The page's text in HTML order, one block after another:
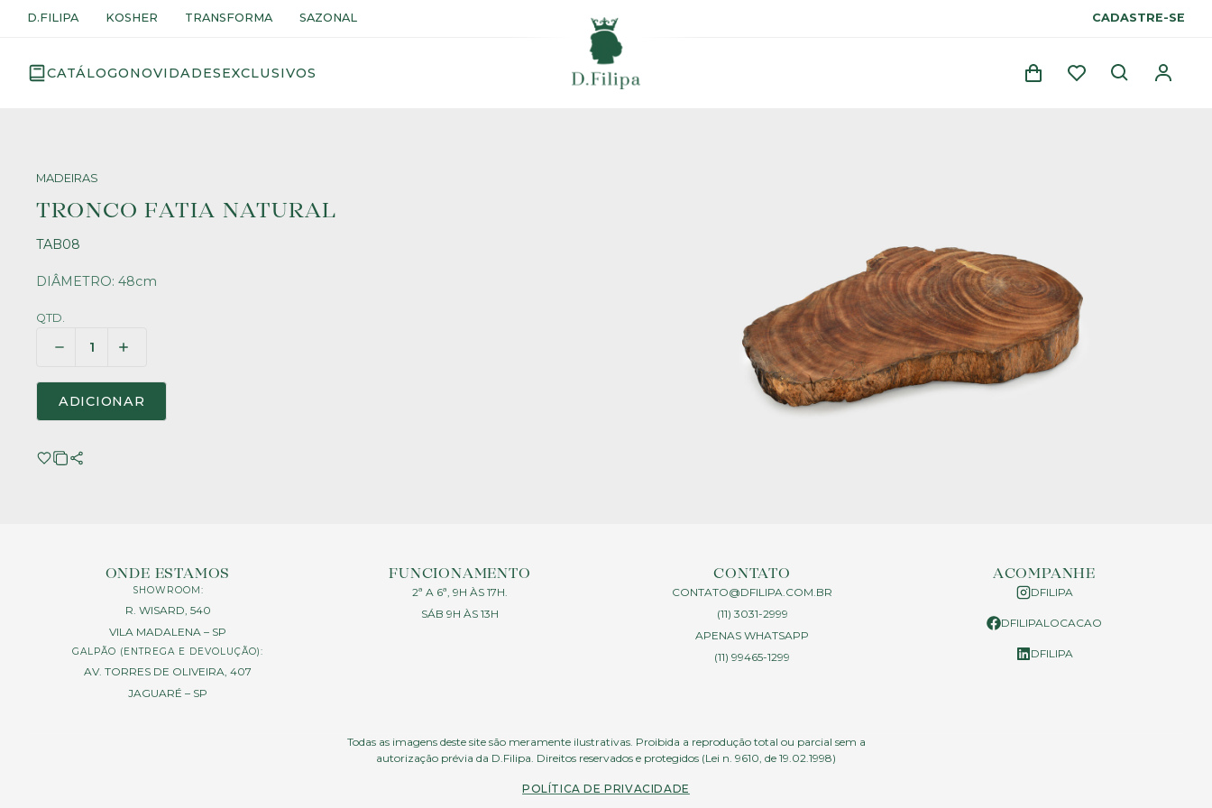
D.FILIPA KOSHER TRANSFORMA SAZONAL CADASTRE-SE
CATÁLOGONOVIDADESEXCLUSIVOS
MADEIRAS
TRONCO FATIA NATURAL
TAB08
DIÂMETRO: 48cm
QTD.
ADICIONAR
ONDE ESTAMOS
SHOWROOM:
R. WISARD, 540
VILA MADALENA – SP
GALPÃO (ENTREGA E DEVOLUÇÃO):
AV. TORRES DE OLIVEIRA, 407
JAGUARÉ – SP
FUNCIONAMENTO
2ª A 6ª, 9H ÀS 17H.
SÁB 9H ÀS 13H
CONTATO
CONTATO@DFILIPA.COM.BR
(11) 3031-2999
APENAS WHATSAPP
(11) 99465-1299
ACOMPANHE
DFILIPA
DFILIPALOCACAO
DFILIPA
Todas as imagens deste site são meramente ilustrativas. Proibida a reprodução total ou parcial sem a
autorização prévia da D.Filipa. Direitos reservados e protegidos (Lei n. 9610, de 19.02.1998)
POLÍTICA DE PRIVACIDADE